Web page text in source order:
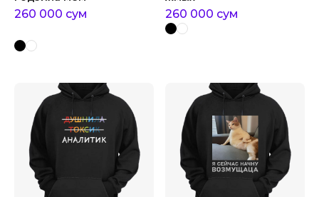
260 000 сум 260 000 сум